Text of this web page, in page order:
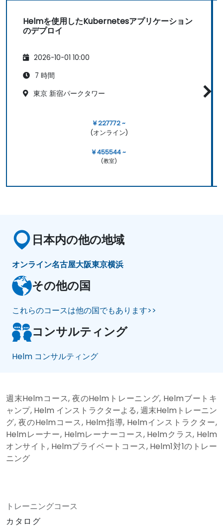
Helmを使用したKubernetesアプリケーション
のデプロイ
2026-10-01 10:00
7 時間
東京 新宿パークタワー
¥ 227772 ~
(オンライン)
¥ 455544 ~
(教室)
日本内の他の地域
オンライン名古屋大阪東京横浜
その他の国
これらのコースは他の国でもあります>>
コンサルティング
Helm コンサルティング
週末Helmコース, 夜のHelmトレーニング, Helmブートキ
ャンプ, Helm インストラクターよる, 週末Helmトレーニン
グ, 夜のHelmコース, Helm指導, Helmインストラクター,
Helmレーナー, Helmレーナーコース, Helmクラス, Helm
オンサイト, Helmプライベートコース, Helm1対1のトレー
ニング
トレーニングコース
カタログ